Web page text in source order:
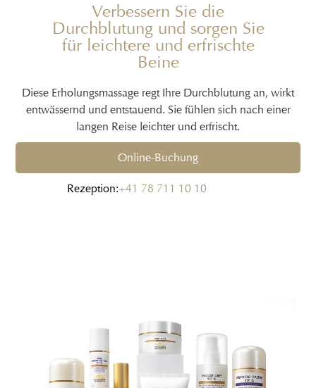
Verbessern Sie die
Durchblutung und sorgen Sie
für leichtere und erfrischte
Beine
Diese Erholungsmassage regt Ihre Durchblutung an, wirkt
entwässernd und entstauend. Sie fühlen sich nach einer
langen Reise leichter und erfrischt.
Online-Buchung
Rezeption:+41 78 711 10 10